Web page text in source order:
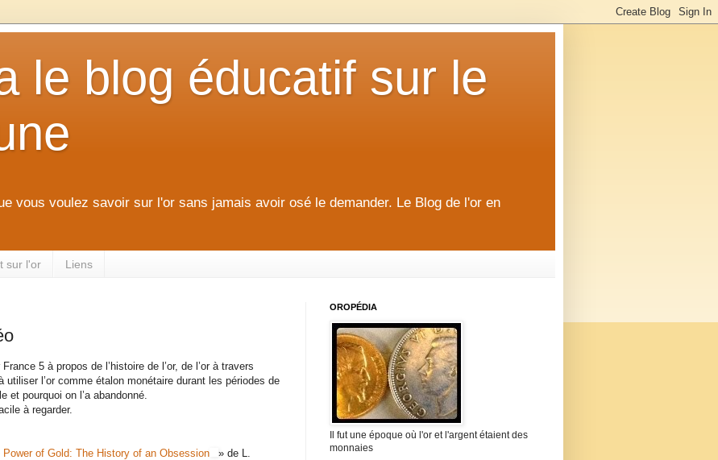
le blog éducatif sur le
vous voulez savoir sur l'or sans jamais avoir osé le demander. Le Blog de l'or en
sur l'or Liens
5 à propos de l’histoire de l’or, de l’or à travers
utiliser l’or comme étalon monétaire durant les périodes de
et pourquoi on l’a abandonné.
à regarder.
Power of Gold: The History of an Obsession
» de L.
OROPÉDIA
Il fut une époque où l'or et l'argent étaient des
monnaies